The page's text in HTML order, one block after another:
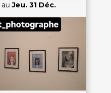
auJeu. 31 Déc.